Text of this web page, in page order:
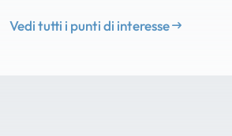
Vedi tutti i punti di interesse